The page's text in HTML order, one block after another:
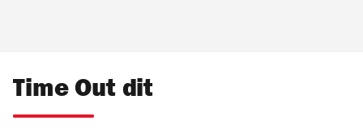
Time Out dit